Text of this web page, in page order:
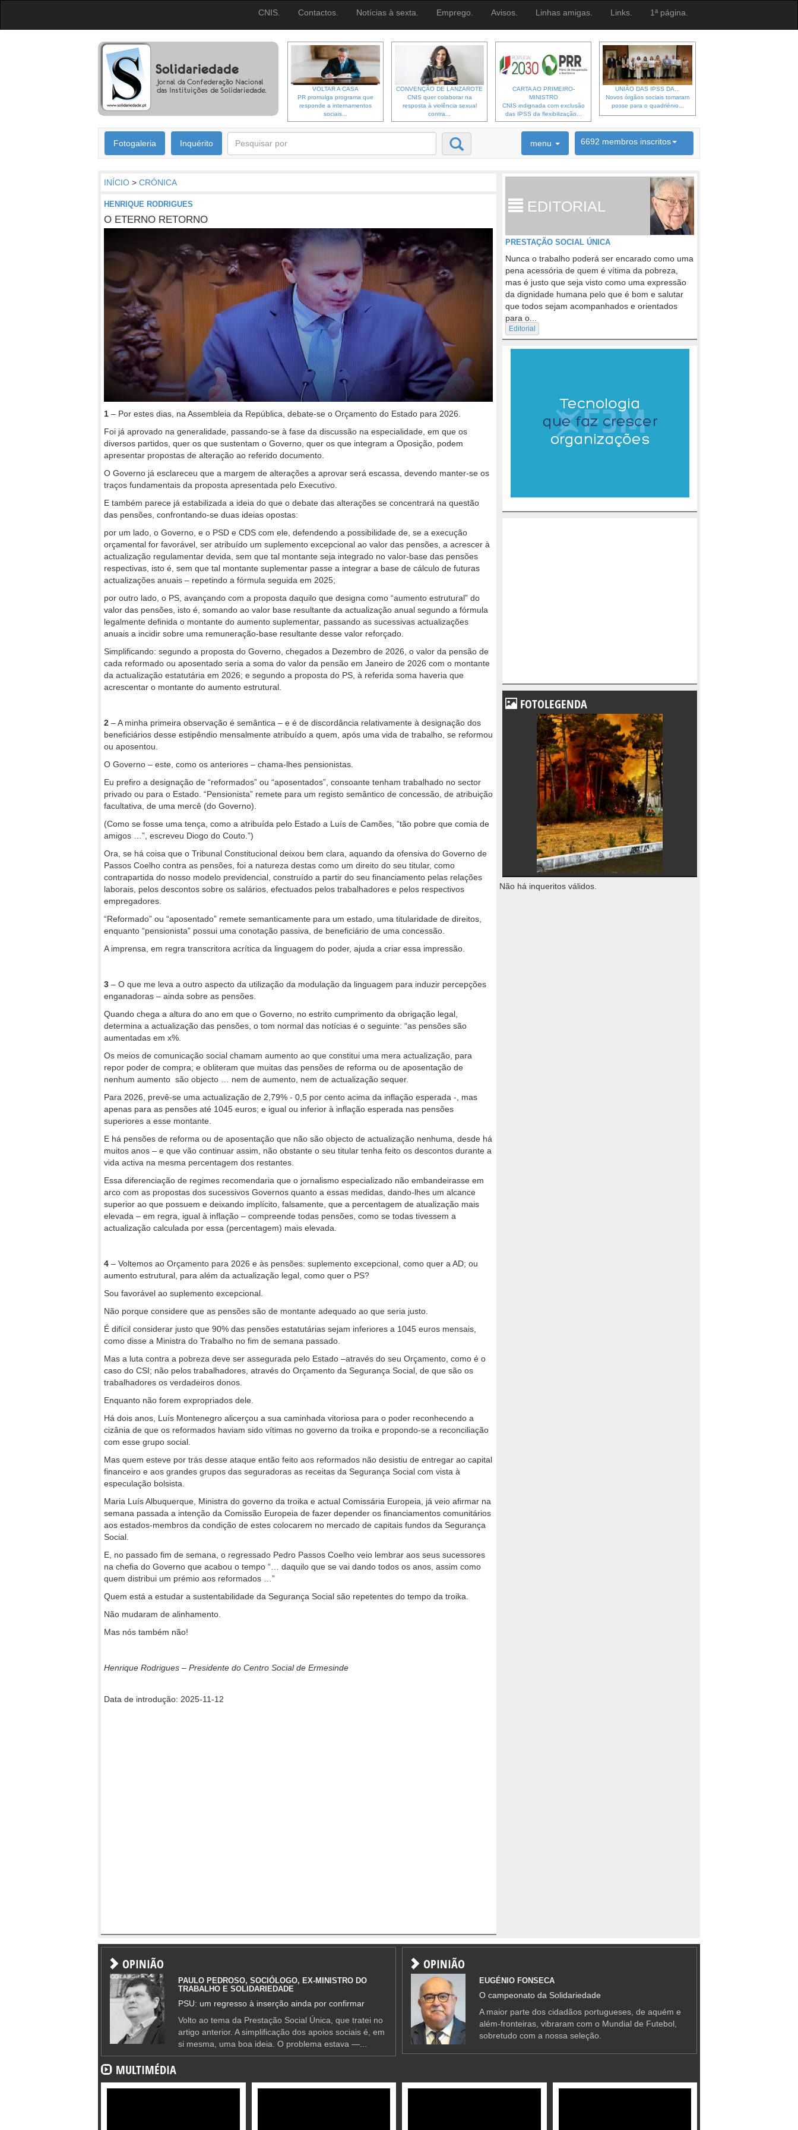
CNIS. Contactos. Notícias à sexta. Emprego. Avisos. Linhas amigas. Links. 1ª página.
VOLTAR A CASA
PR promulga programa que
responde a internamentos
sociais...
CONVENÇÃO DE LANZAROTE
CNIS quer colaborar na
resposta à violência sexual
contra...
CARTA AO PRIMEIRO-
MINISTRO
CNIS indignada com exclusão
das IPSS da flexibilização...
UNIÃO DAS IPSS DA...
Novos órgãos sociais tomaram
posse para o quadriénio...
Fotogaleria Inquérito menu 6692 membros inscritos
INÍCIO > CRÓNICA
HENRIQUE RODRIGUES
O ETERNO RETORNO
1 – Por estes dias, na Assembleia da República, debate-se o Orçamento do Estado para 2026.
Foi já aprovado na generalidade, passando-se à fase da discussão na especialidade, em que os
diversos partidos, quer os que sustentam o Governo, quer os que integram a Oposição, podem
apresentar propostas de alteração ao referido documento.
O Governo já esclareceu que a margem de alterações a aprovar será escassa, devendo manter-se os
traços fundamentais da proposta apresentada pelo Executivo.
E também parece já estabilizada a ideia do que o debate das alterações se concentrará na questão
das pensões, confrontando-se duas ideias opostas:
por um lado, o Governo, e o PSD e CDS com ele, defendendo a possibilidade de, se a execução
orçamental for favorável, ser atribuído um suplemento excepcional ao valor das pensões, a acrescer à
actualização regulamentar devida, sem que tal montante seja integrado no valor-base das pensões
respectivas, isto é, sem que tal montante suplementar passe a integrar a base de cálculo de futuras
actualizações anuais – repetindo a fórmula seguida em 2025;
por outro lado, o PS, avançando com a proposta daquilo que designa como “aumento estrutural” do
valor das pensões, isto é, somando ao valor base resultante da actualização anual segundo a fórmula
legalmente definida o montante do aumento suplementar, passando as sucessivas actualizações
anuais a incidir sobre uma remuneração-base resultante desse valor reforçado.
Simplificando: segundo a proposta do Governo, chegados a Dezembro de 2026, o valor da pensão de
cada reformado ou aposentado seria a soma do valor da pensão em Janeiro de 2026 com o montante
da actualização estatutária em 2026; e segundo a proposta do PS, à referida soma haveria que
acrescentar o montante do aumento estrutural.
2 – A minha primeira observação é semântica – e é de discordância relativamente à designação dos
beneficiários desse estipêndio mensalmente atribuído a quem, após uma vida de trabalho, se reformou
ou aposentou.
O Governo – este, como os anteriores – chama-lhes pensionistas.
Eu prefiro a designação de “reformados” ou “aposentados”, consoante tenham trabalhado no sector
privado ou para o Estado. “Pensionista” remete para um registo semântico de concessão, de atribuição
facultativa, de uma mercê (do Governo).
(Como se fosse uma tença, como a atribuída pelo Estado a Luís de Camões, “tão pobre que comia de
amigos …”, escreveu Diogo do Couto.”)
Ora, se há coisa que o Tribunal Constitucional deixou bem clara, aquando da ofensiva do Governo de
Passos Coelho contra as pensões, foi a natureza destas como um direito do seu titular, como
contrapartida do nosso modelo previdencial, construído a partir do seu financiamento pelas relações
laborais, pelos descontos sobre os salários, efectuados pelos trabalhadores e pelos respectivos
empregadores.
“Reformado” ou “aposentado” remete semanticamente para um estado, uma titularidade de direitos,
enquanto “pensionista” possui uma conotação passiva, de beneficiário de uma concessão.
A imprensa, em regra transcritora acrítica da linguagem do poder, ajuda a criar essa impressão.
3 – O que me leva a outro aspecto da utilização da modulação da linguagem para induzir percepções
enganadoras – ainda sobre as pensões.
Quando chega a altura do ano em que o Governo, no estrito cumprimento da obrigação legal,
determina a actualização das pensões, o tom normal das notícias é o seguinte: “as pensões são
aumentadas em x%.
Os meios de comunicação social chamam aumento ao que constitui uma mera actualização, para
repor poder de compra; e obliteram que muitas das pensões de reforma ou de aposentação de
nenhum aumento são objecto … nem de aumento, nem de actualização sequer.
Para 2026, prevê-se uma actualização de 2,79% - 0,5 por cento acima da inflação esperada -, mas
apenas para as pensões até 1045 euros; e igual ou inferior à inflação esperada nas pensões
superiores a esse montante.
E há pensões de reforma ou de aposentação que não são objecto de actualização nenhuma, desde há
muitos anos – e que vão continuar assim, não obstante o seu titular tenha feito os descontos durante a
vida activa na mesma percentagem dos restantes.
Essa diferenciação de regimes recomendaria que o jornalismo especializado não embandeirasse em
arco com as propostas dos sucessivos Governos quanto a essas medidas, dando-lhes um alcance
superior ao que possuem e deixando implícito, falsamente, que a percentagem de atualização mais
elevada – em regra, igual à inflação – compreende todas pensões, como se todas tivessem a
actualização calculada por essa (percentagem) mais elevada.
4 – Voltemos ao Orçamento para 2026 e às pensões: suplemento excepcional, como quer a AD; ou
aumento estrutural, para além da actualização legal, como quer o PS?
Sou favorável ao suplemento excepcional.
Não porque considere que as pensões são de montante adequado ao que seria justo.
É difícil considerar justo que 90% das pensões estatutárias sejam inferiores a 1045 euros mensais,
como disse a Ministra do Trabalho no fim de semana passado.
Mas a luta contra a pobreza deve ser assegurada pelo Estado –através do seu Orçamento, como é o
caso do CSI; não pelos trabalhadores, através do Orçamento da Segurança Social, de que são os
trabalhadores os verdadeiros donos.
Enquanto não forem expropriados dele.
Há dois anos, Luís Montenegro alicerçou a sua caminhada vitoriosa para o poder reconhecendo a
cizânia de que os reformados haviam sido vítimas no governo da troika e propondo-se a reconciliação
com esse grupo social.
Mas quem esteve por trás desse ataque então feito aos reformados não desistiu de entregar ao capital
financeiro e aos grandes grupos das seguradoras as receitas da Segurança Social com vista à
especulação bolsista.
Maria Luís Albuquerque, Ministra do governo da troika e actual Comissária Europeia, já veio afirmar na
semana passada a intenção da Comissão Europeia de fazer depender os financiamentos comunitários
aos estados-membros da condição de estes colocarem no mercado de capitais fundos da Segurança
Social.
E, no passado fim de semana, o regressado Pedro Passos Coelho veio lembrar aos seus sucessores
na chefia do Governo que acabou o tempo “… daquilo que se vai dando todos os anos, assim como
quem distribui um prémio aos reformados …”
Quem está a estudar a sustentabilidade da Segurança Social são repetentes do tempo da troika.
Não mudaram de alinhamento.
Mas nós também não!
Henrique Rodrigues – Presidente do Centro Social de Ermesinde
Data de introdução: 2025-11-12
EDITORIAL
PRESTAÇÃO SOCIAL ÚNICA
Nunca o trabalho poderá ser encarado como uma
pena acessória de quem é vítima da pobreza,
mas é justo que seja visto como uma expressão
da dignidade humana pelo que é bom e salutar
que todos sejam acompanhados e orientados
para o...
Editorial
FOTOLEGENDA
Não há inqueritos válidos.
OPINIÃO
PAULO PEDROSO, SOCIÓLOGO, EX-MINISTRO DO
TRABALHO E SOLIDARIEDADE
PSU: um regresso à inserção ainda por confirmar
Volto ao tema da Prestação Social Única, que tratei no
artigo anterior. A simplificação dos apoios sociais é, em
si mesma, uma boa ideia. O problema estava —...
OPINIÃO
EUGÉNIO FONSECA
O campeonato da Solidariedade
A maior parte dos cidadãos portugueses, de aquém e
além-fronteiras, vibraram com o Mundial de Futebol,
sobretudo com a nossa seleção.
MULTIMÉDIA